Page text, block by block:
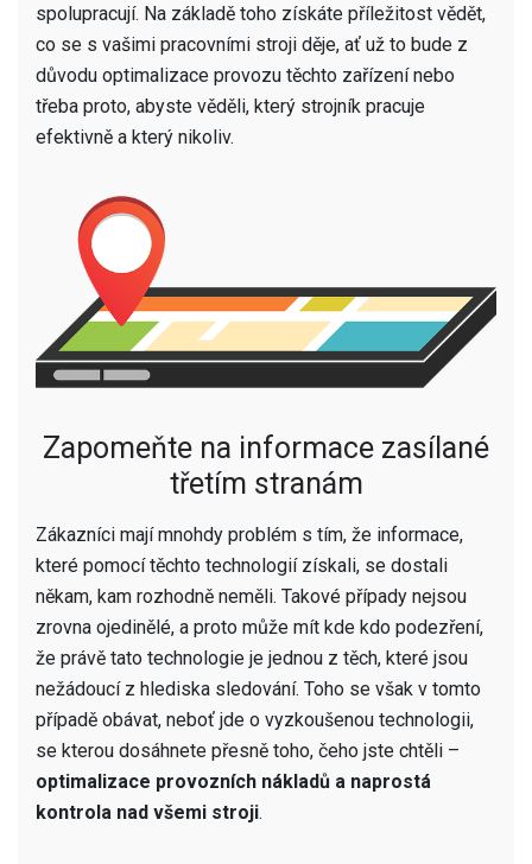
spolupracují. Na základě toho získáte příležitost vědět,
co se s vašimi pracovními stroji děje, ať už to bude z
důvodu optimalizace provozu těchto zařízení nebo
třeba proto, abyste věděli, který strojník pracuje
efektivně a který nikoliv.
Zapomeňte na informace zasílané
třetím stranám
Zákazníci mají mnohdy problém s tím, že informace,
které pomocí těchto technologií získali, se dostali
někam, kam rozhodně neměli. Takové případy nejsou
zrovna ojedinělé, a proto může mít kde kdo podezření,
že právě tato technologie je jednou z těch, které jsou
nežádoucí z hlediska sledování. Toho se však v tomto
případě obávat, neboť jde o vyzkoušenou technologii,
se kterou dosáhnete přesně toho, čeho jste chtěli –
optimalizace provozních nákladů a naprostá
kontrola nad všemi stroji.